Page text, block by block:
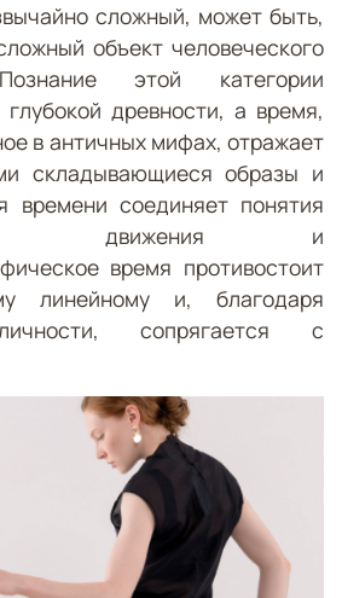
сложный, может быть,
объект человеческого
этой категории
глубокой древности, а время,
в античных мифах, отражает
складывающиеся образы и
времени соединяет понятия
движения и
время противостоит
линейному и, благодаря
сопрягается с